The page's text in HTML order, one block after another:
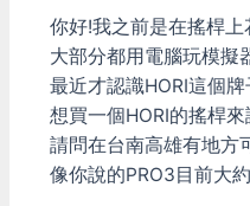
你好!我之前是在搖桿
大部分都用電腦玩模擬
最近才認識HORI這個牌
想買一個HORI的搖桿
請問在台南高雄有地方
像你說的PRO3目前大